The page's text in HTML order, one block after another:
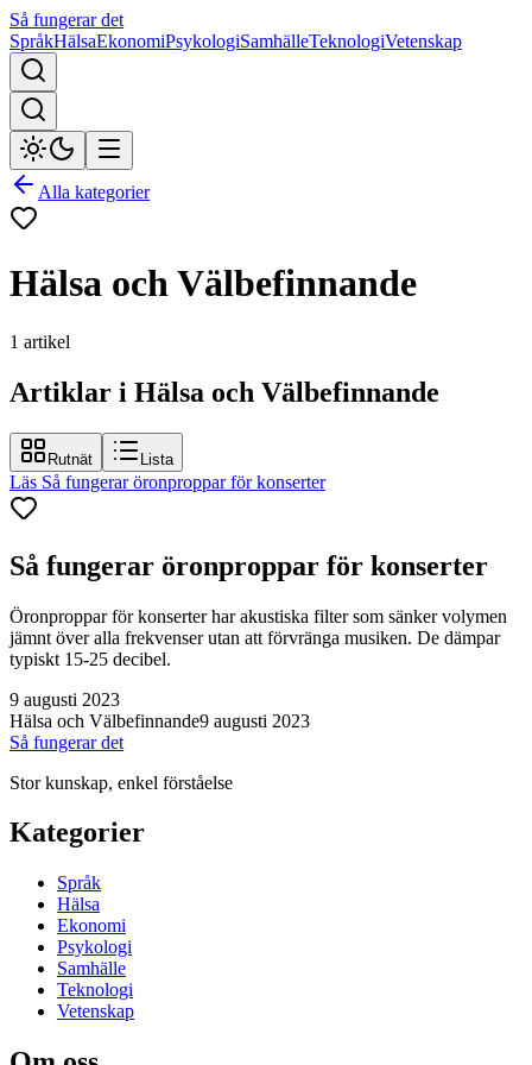
Så fungerar det
SpråkHälsaEkonomiPsykologiSamhälleTeknologiVetenskap
Alla kategorier
Hälsa och Välbefinnande
1 artikel
Artiklar i Hälsa och Välbefinnande
Rutnät Lista
Läs Så fungerar öronproppar för konserter
Så fungerar öronproppar för konserter
Öronproppar för konserter har akustiska filter som sänker volymen
jämnt över alla frekvenser utan att förvränga musiken. De dämpar
typiskt 15-25 decibel.
9 augusti 2023
Hälsa och Välbefinnande9 augusti 2023
Så fungerar det
Stor kunskap, enkel förståelse
Kategorier
Språk
Hälsa
Ekonomi
Psykologi
Samhälle
Teknologi
Vetenskap